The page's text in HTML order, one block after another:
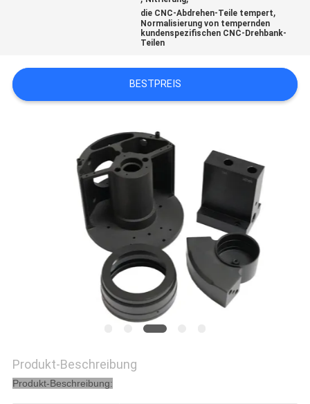
DATENSCHUTZRICHTLINIE
die CNC-Abdrehen-Teile tempert,
Normalisierung von tempernden
kundenspezifischen CNC-Drehbank-
Teilen
BESTPREIS
Produkt-Beschreibung
Produkt-Beschreibung: